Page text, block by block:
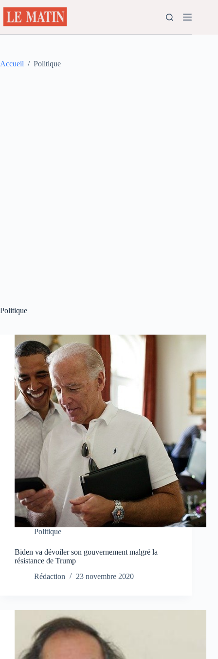
au
contenu
Accueil / Politique
Politique
Politique
Biden va dévoiler son gouvernement malgré la
résistance de Trump
Rédaction
23 novembre 2020